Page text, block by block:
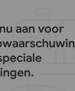
aan voor